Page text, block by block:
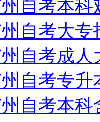
自考本
自考大
自考成
自考专
自考本